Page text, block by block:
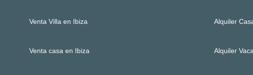
Venta Villa en Ibiza
Venta casa en Ibiza
Alquiler
Alquiler